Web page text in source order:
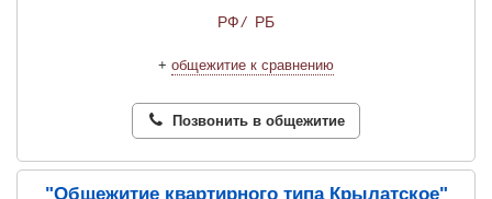
РФ/ РБ
+ общежитие к сравнению
Позвонить в общежитие
"Общежитие квартирного типа Крылатское"